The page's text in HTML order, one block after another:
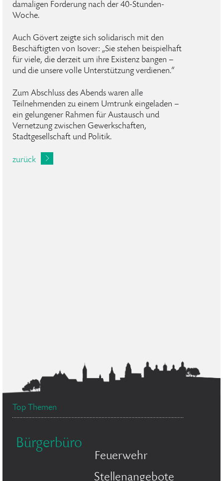
damaligen Forderung nach der 40-Stunden-
Woche.
Auch Gövert zeigte sich solidarisch mit den
Beschäftigten von Isover: „Sie stehen beispielhaft
für viele, die derzeit um ihre Existenz bangen –
und die unsere volle Unterstützung verdienen.“
Zum Abschluss des Abends waren alle
Teilnehmenden zu einem Umtrunk eingeladen –
ein gelungener Rahmen für Austausch und
Vernetzung zwischen Gewerkschaften,
Stadtgesellschaft und Politik.
zurück
Top Themen
Bürgerbüro
Feuerwehr
Stellenangebote